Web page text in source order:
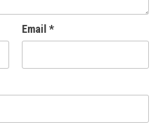
Email *